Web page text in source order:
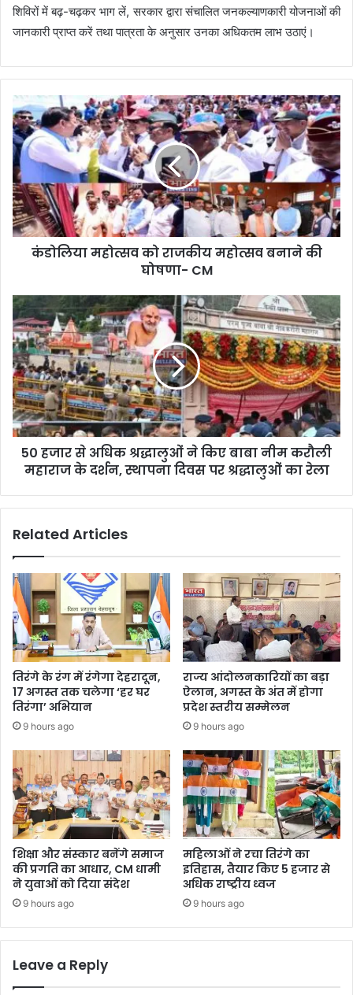
शिविरों में बढ़-चढ़कर भाग लें, सरकार द्वारा संचालित जनकल्याणकारी योजनाओं की
जानकारी प्राप्त करें तथा पात्रता के अनुसार उनका अधिकतम लाभ उठाएं।
कंडोलिया महोत्सव को राजकीय महोत्सव बनाने की
घोषणा- CM
50 हजार से अधिक श्रद्धालुओं ने किए बाबा नीम करौली
महाराज के दर्शन, स्थापना दिवस पर श्रद्धालुओं का रेला
Related Articles
तिरंगे के रंग में रंगेगा देहरादून,
17 अगस्त तक चलेगा ‘हर घर
तिरंगा’ अभियान
9 hours ago
राज्य आंदोलनकारियों का बड़ा
ऐलान, अगस्त के अंत में होगा
प्रदेश स्तरीय सम्मेलन
9 hours ago
शिक्षा और संस्कार बनेंगे समाज
की प्रगति का आधार, CM धामी
ने युवाओं को दिया संदेश
9 hours ago
महिलाओं ने रचा तिरंगे का
इतिहास, तैयार किए 5 हजार से
अधिक राष्ट्रीय ध्वज
9 hours ago
Leave a Reply